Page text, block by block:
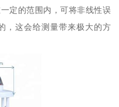
定的范围内，可将非线性误
，这会给测量带来极大的方